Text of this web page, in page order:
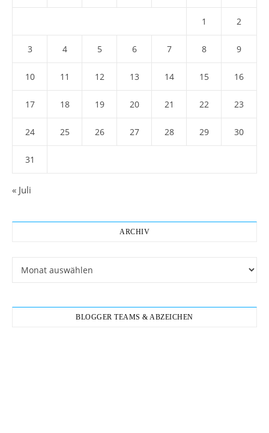
1 2
3 4 5 6 7 8 9
10 11 12 13 14 15 16
17 18 19 20 21 22 23
24 25 26 27 28 29 30
31
« Juli
ARCHIV
BLOGGER TEAMS & ABZEICHEN